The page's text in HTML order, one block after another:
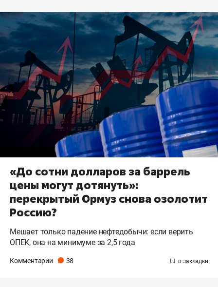
«До сотни долларов за баррель
цены могут дотянуть»:
перекрытый Ормуз снова озолотит
Россию?
Мешает только падение нефтедобычи: если верить
ОПЕК, она на минимуме за 2,5 года
Комментарии 38